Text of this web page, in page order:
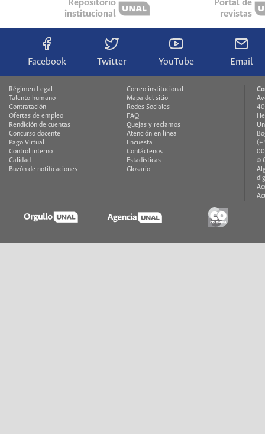
Repositorio
institucional
Portal de
revistas
Facebook Twitter YouTube Email
Régimen Legal
Talento humano
Contratación
Ofertas de empleo
Rendición de cuentas
Concurso docente
Pago Virtual
Control interno
Calidad
Buzón de notificaciones
Correo institucional
Mapa del sitio
Redes Sociales
FAQ
Quejas y reclamos
Atención en línea
Encuesta
Contáctenos
Estadísticas
Glosario
©